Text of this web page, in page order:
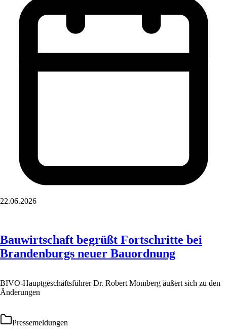
22.06.2026
Bauwirtschaft begrüßt Fortschritte bei
Brandenburgs neuer Bauordnung
BIVO-Hauptgeschäftsführer Dr. Robert Momberg äußert sich zu den
Änderungen
Pressemeldungen